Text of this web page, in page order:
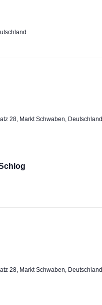
28, Markt Schwaben, Deutschland
28, Markt Schwaben, Deutschland